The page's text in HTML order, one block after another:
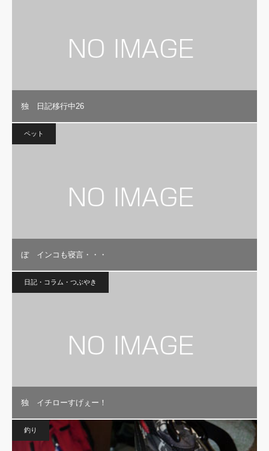
独 日記移行中26
ペット
ぼ インコも寝言・・・
日記・コラム・つぶやき
独 イチローすげぇー！
釣り